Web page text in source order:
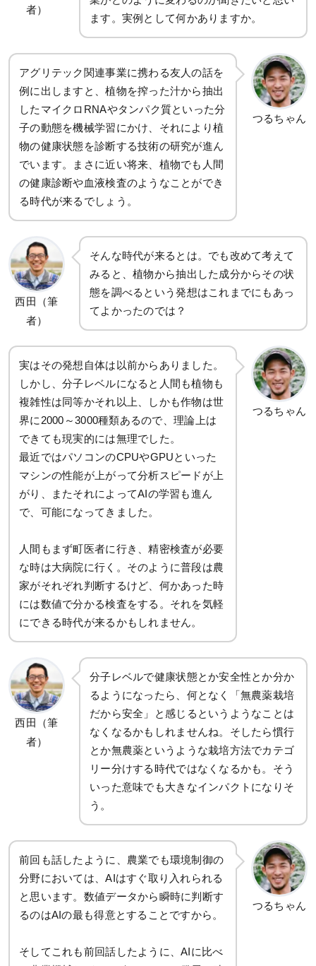
者）
ます。実例として何かありますか。
アグリテック関連事業に携わる友人の話を
例に出しますと、植物を搾った汁から抽出
したマイクロRNAやタンパク質といった分
子の動態を機械学習にかけ、それにより植
物の健康状態を診断する技術の研究が進ん
でいます。まさに近い将来、植物でも人間
の健康診断や血液検査のようなことができ
る時代が来るでしょう。
つるちゃん
西田（筆
者）
そんな時代が来るとは。でも改めて考えて
みると、植物から抽出した成分からその状
態を調べるという発想はこれまでにもあっ
てよかったのでは？
実はその発想自体は以前からありました。
しかし、分子レベルになると人間も植物も
複雑性は同等かそれ以上、しかも作物は世
界に2000～3000種類あるので、理論上は
できても現実的には無理でした。
最近ではパソコンのCPUやGPUといった
マシンの性能が上がって分析スピードが上
がり、またそれによってAIの学習も進ん
で、可能になってきました。
人間もまず町医者に行き、精密検査が必要
な時は大病院に行く。そのように普段は農
家がそれぞれ判断するけど、何かあった時
には数値で分かる検査をする。それを気軽
にできる時代が来るかもしれません。
つるちゃん
西田（筆
者）
分子レベルで健康状態とか安全性とか分か
るようになったら、何となく「無農薬栽培
だから安全」と感じるというようなことは
なくなるかもしれませんね。そしたら慣行
とか無農薬というような栽培方法でカテゴ
リー分けする時代ではなくなるかも。そう
いった意味でも大きなインパクトになりそ
う。
前回も話したように、農業でも環境制御の
分野においては、AIはすぐ取り入れられる
と思います。数値データから瞬時に判断す
るのはAIの最も得意とすることですから。
そしてこれも前回話したように、AIに比べ
つるちゃん